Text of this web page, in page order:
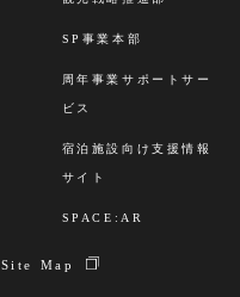
SP事業本部
周年事業サポートサー
ビス
宿泊施設向け支援情報
サイト
SPACE:AR
Site Map